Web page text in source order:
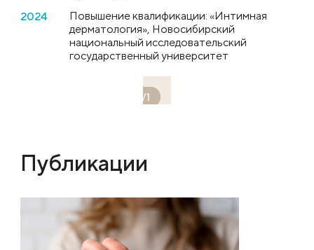
2024
Повышение квалификации: «Интимная
дерматология», Новосибирский
национальный исследовательский
государственный университет
/1
Публикации